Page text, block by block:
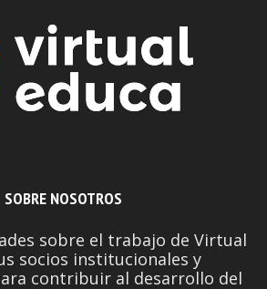
SOBRE NOSOTROS
sobre el trabajo de Virtual
socios institucionales y
contribuir al desarrollo del